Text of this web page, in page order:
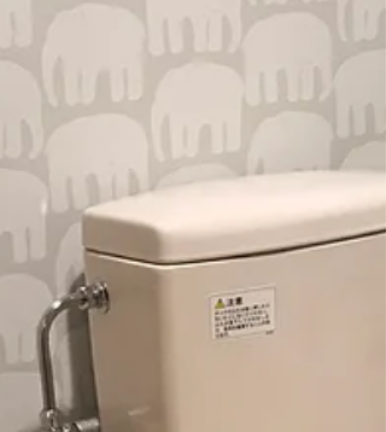
２回目の増築工事が終わりました。イベン
も開催できるようにと待合室を広げました
が、ゆったりとした空間になりました。